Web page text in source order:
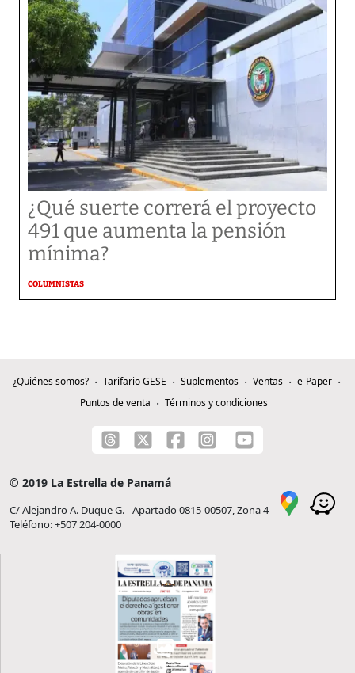
¿Qué suerte correrá el proyecto
491 que aumenta la pensión
mínima?
COLUMNISTAS
¿Quiénes somos? Tarifario GESE Suplementos Ventas
e-Paper
Puntos de venta
Términos y condiciones
© 2019 La Estrella de Panamá
C/ Alejandro A. Duque G. - Apartado 0815-00507, Zona 4
Teléfono: +507 204-0000